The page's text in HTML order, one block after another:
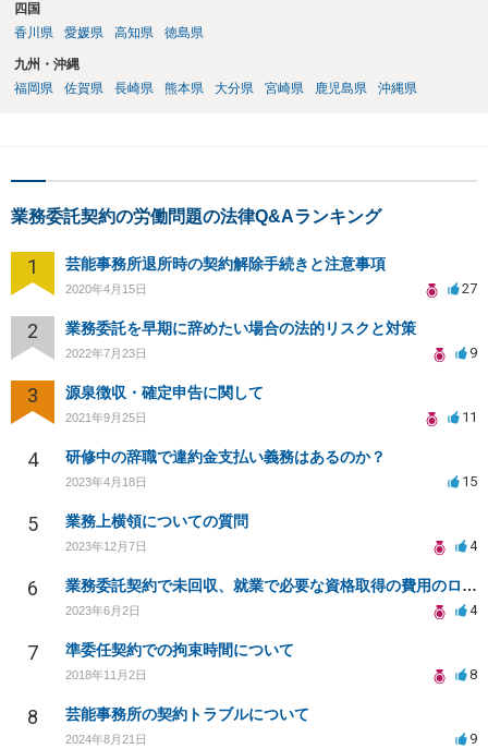
四国
香川県
愛媛県 高知県 徳島県
九州・沖縄
福岡県
佐賀県 長崎県 熊本県 大分県 宮崎県 鹿児島県 沖縄県
業務委託契約の労働問題の法律Q&Aランキング
1 芸能事務所退所時の契約解除手続きと注意事項
2020年4月15日 27
2 業務委託を早期に辞めたい場合の法的リスクと対策
2022年7月23日 9
3 源泉徴収・確定申告に関して
2021年9月25日 11
4 研修中の辞職で違約金支払い義務はあるのか？
2023年4月18日 15
5 業務上横領についての質問
2023年12月7日 4
6 業務委託契約で未回収、就業で必要な資格取得の費用のローンを組まされた
2023年6月2日 4
7 準委任契約での拘束時間について
2018年11月2日 8
8 芸能事務所の契約トラブルについて
2024年8月21日 9